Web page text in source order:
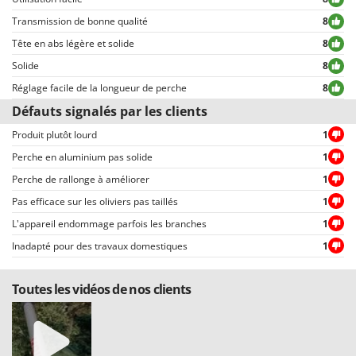
des données personnelles.
Tous les commentaires, qu’ils soient positifs ou négatifs, peuvent être
consultés rapidement par nos visiteurs, grâce également aux filtres qui
permettent une sélection rapide, comme par exemple celui permettant de
choisir entre avis positifs et négatifs.
Transmission de bonne qualité
8
Tête en abs légère et solide
8
Solide
8
Réglage facile de la longueur de perche
8
Défauts signalés par les clients
Produit plutôt lourd
1
Perche en aluminium pas solide
1
Perche de rallonge à améliorer
1
Pas efficace sur les oliviers pas taillés
1
L'appareil endommage parfois les branches
1
Inadapté pour des travaux domestiques
1
Toutes les vidéos de nos clients